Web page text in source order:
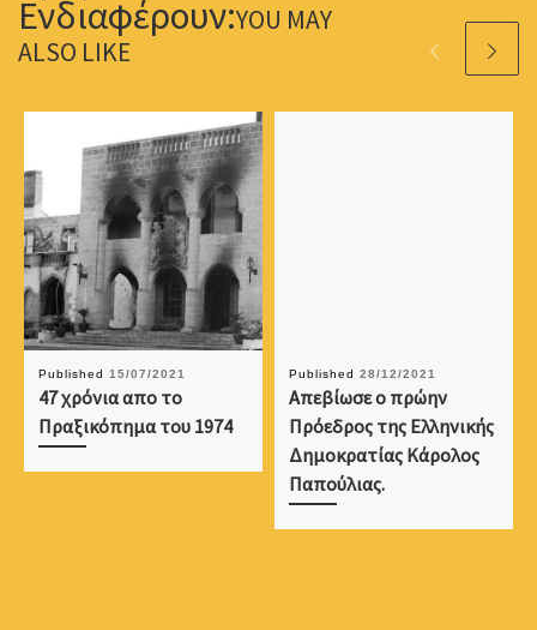
YOU MAY
ALSO LIKE
Published 15/07/2021
47 χρόνια απο το
Πραξικόπημα του 1974
Published 28/12/2021
Απεβίωσε ο πρώην
Πρόεδρος της Ελληνικής
Δημοκρατίας Κάρολος
Παπούλιας.